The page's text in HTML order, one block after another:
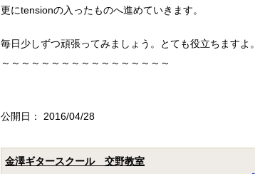
更にtensionの入ったものへ進めていきます。
毎日少しずつ頑張ってみましょう。とても役立ちますよ。
～～～～～～～～～～～～～～～～～
公開日： 2016/04/28
金澤ギタースクール 交野教室